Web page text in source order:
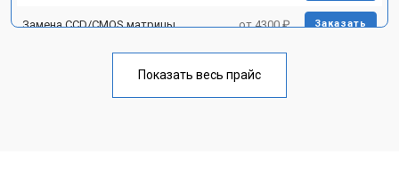
Замена CCD/CMOS матрицы от 4300 ₽ Заказать
Чистка матрицы от 3100 ₽
Показать весь прайс